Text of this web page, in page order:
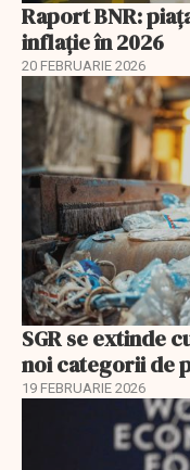
Raport BNR:
inflație în 2026
20 FEBRUARIE 2026
SGR se extinde
noi categorii de
19 FEBRUARIE 2026